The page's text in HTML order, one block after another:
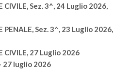
CIVILE, Sez. 3^, 24 Luglio 2026,
PENALE, Sez. 3^, 23 Luglio 2026,
CIVILE, 27 Luglio 2026
27 luglio 2026